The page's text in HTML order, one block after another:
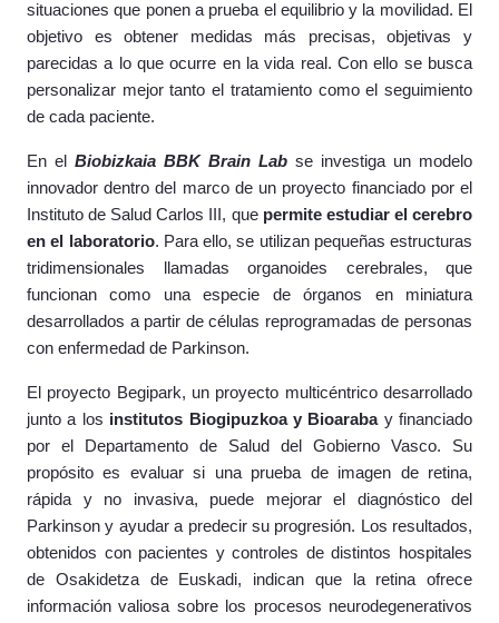
situaciones que ponen a prueba el equilibrio y la movilidad. El
objetivo es obtener medidas más precisas, objetivas y
parecidas a lo que ocurre en la vida real. Con ello se busca
personalizar mejor tanto el tratamiento como el seguimiento
de cada paciente.
En el Biobizkaia BBK Brain Lab se investiga un modelo
innovador dentro del marco de un proyecto financiado por el
Instituto de Salud Carlos III, que permite estudiar el cerebro
en el laboratorio. Para ello, se utilizan pequeñas estructuras
tridimensionales llamadas organoides cerebrales, que
funcionan como una especie de órganos en miniatura
desarrollados a partir de células reprogramadas de personas
con enfermedad de Parkinson.
El proyecto Begipark, un proyecto multicéntrico desarrollado
junto a los institutos Biogipuzkoa y Bioarabay financiado
por el Departamento de Salud del Gobierno Vasco. Su
propósito es evaluar si una prueba de imagen de retina,
rápida y no invasiva, puede mejorar el diagnóstico del
Parkinson y ayudar a predecir su progresión. Los resultados,
obtenidos con pacientes y controles de distintos hospitales
de Osakidetza de Euskadi, indican que la retina ofrece
información valiosa sobre los procesos neurodegenerativos